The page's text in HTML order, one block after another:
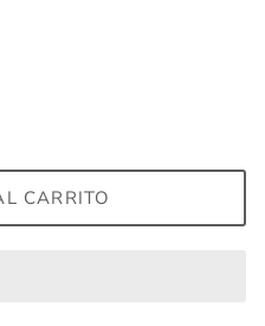
CARRITO